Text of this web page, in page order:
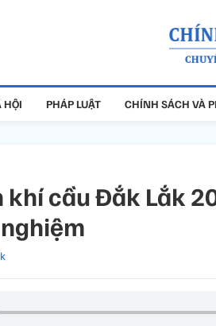
HỘI PHÁP LUẬT CHÍNH SÁCH VÀ
khí cầu Đắk Lắk